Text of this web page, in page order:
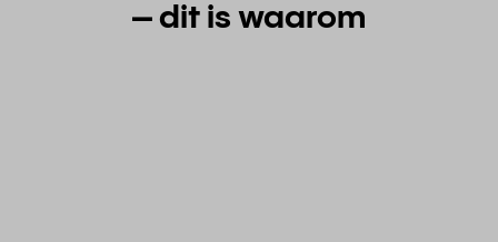
– dit is waarom